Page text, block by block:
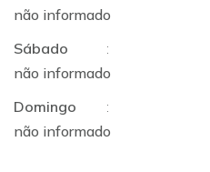
não informado
Sábado
:
não informado
Domingo
:
não informado